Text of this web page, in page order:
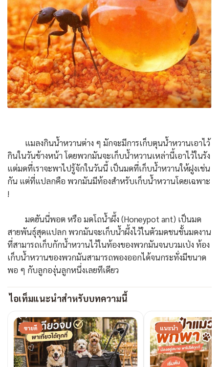
แมลงกินน้ำหวานต่าง ๆ มักจะมีการเก็บตุนน้ำหวานเอาไว้
กินในวันข้างหน้า โดยพวกมันจะเก็บน้ำหวานเหล่านี้เอาไว้ในรัง
แต่มดที่เราจะพาไปรู้จักในวันนี้ เป็นมดที่เก็บน้ำหวานให้ฝูงเช่น
กัน แต่ที่แปลกคือ พวกมันมีท้องสำหรับเก็บน้ำหวานโดยเฉพาะ
!
มดฮันนี่พอต หรือ มดโถน้ำผึ้ง (Honeypot ant) เป็นมด
สายพันธุ์สุดแปลก พวกมันจะเก็บน้ำผึ้งไว้ในตัวมดชนชั้นมดงาน
ที่สามารถเก็บกักน้ำหวานไว้ในท้องของพวกมันจนบวมเป่ง ท้อง
เก็บน้ำหวานของพวกมันสามารถพองออกได้จนกระทั่งมีขนาด
พอ ๆ กับลูกองุ่นลูกหนึ่งเลยทีเดียว
ไอเท็มแนะนำสำหรับบทความนี้
ขายดี แนะนำ